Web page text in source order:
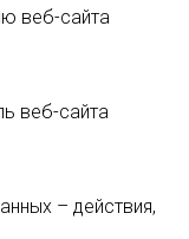
веб-сайта
веб-сайта
– действия,